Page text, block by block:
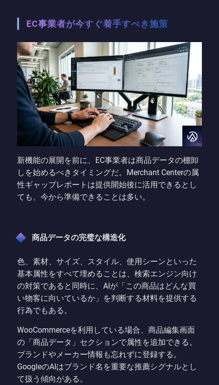
EC事業者が今すぐ着手すべき施策
新機能の展開を前に、EC事業者は商品データの棚卸
しを始めるべきタイミングだ。Merchant Centerの属
性ギャップレポートは提供開始後に活用できるとし
ても、今から準備できることは多い。
商品データの完璧な構造化
色、素材、サイズ、スタイル、使用シーンといった
基本属性をすべて埋めることは、検索エンジン向け
の対策であると同時に、AIが「この商品はどんな買
い物客に向いているか」を判断する材料を提供する
行為でもある。
WooCommerceを利用している場合、商品編集画面
の「商品データ」セクションで属性を追加できる。
ブランドやメーカー情報も忘れずに登録する。
GoogleのAIはブランド名を重要な推薦シグナルとし
て扱う傾向がある。